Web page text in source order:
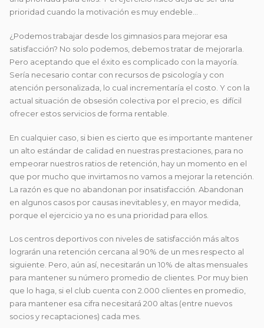
prioridad cuando la motivación es muy endeble…
¿Podemos trabajar desde los gimnasios para mejorar esa
satisfacción? No solo podemos, debemos tratar de mejorarla.
Pero aceptando que el éxito es complicado con la mayoría.
Sería necesario contar con recursos de psicología y con
atención personalizada, lo cual incrementaría el costo. Y con la
actual situación de obsesión colectiva por el precio, es difícil
ofrecer estos servicios de forma rentable.
En cualquier caso, si bien es cierto que es importante mantener
un alto estándar de calidad en nuestras prestaciones, para no
empeorar nuestros ratios de retención, hay un momento en el
que por mucho que invirtamos no vamos a mejorar la retención.
La razón es que no abandonan por insatisfacción. Abandonan
en algunos casos por causas inevitables y, en mayor medida,
porque el ejercicio ya no es una prioridad para ellos.
Los centros deportivos con niveles de satisfacción más altos
lograrán una retención cercana al 90% de un mes respecto al
siguiente. Pero, aún así, necesitarán un 10% de altas mensuales
para mantener su número promedio de clientes. Por muy bien
que lo haga, si el club cuenta con 2.000 clientes en promedio,
para mantener esa cifra necesitará 200 altas (entre nuevos
socios y recaptaciones) cada mes.